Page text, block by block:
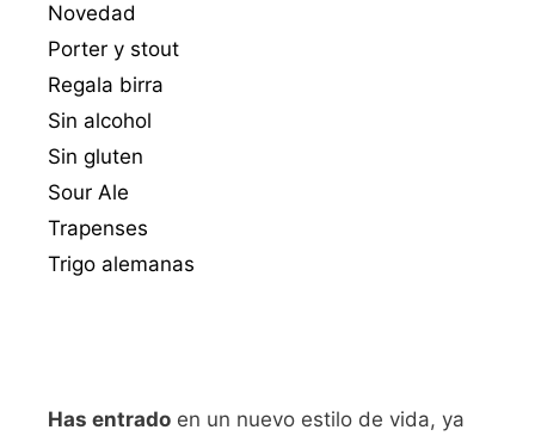
Novedad
Porter y stout
Regala birra
Sin alcohol
Sin gluten
Sour Ale
Trapenses
Trigo alemanas
Has entrado en un nuevo estilo de vida, ya